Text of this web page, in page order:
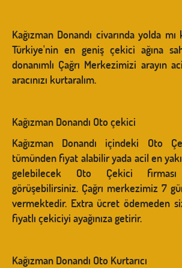
Kağızman Donandı civarında yolda mı
Türkiye'nin en geniş çekici ağına
donanımlı Çağrı Merkezimizi arayın
aracınızı kurtaralım.
Kağızman Donandı Oto çekici
Kağızman Donandı içindeki Oto
tümünden fiyat alabilir yada acil en
gelebilecek Oto Çekici
görüşebilirsiniz. Çağrı merkezimiz 7
vermektedir. Extra ücret ödemeden
fiyatlı çekiciyi ayağınıza getirir.
Kağızman Donandı Oto Kurtarıcı